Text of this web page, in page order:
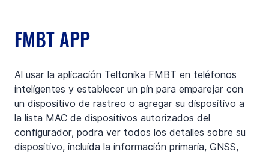
FMBT APP
Al usar la aplicación Teltonika FMBT en teléfonos
inteligentes y establecer un pin para emparejar con
un dispositivo de rastreo o agregar su dispositivo a
la lista MAC de dispositivos autorizados del
configurador, podra ver todos los detalles sobre su
dispositivo, incluida la información primaria, GNSS,